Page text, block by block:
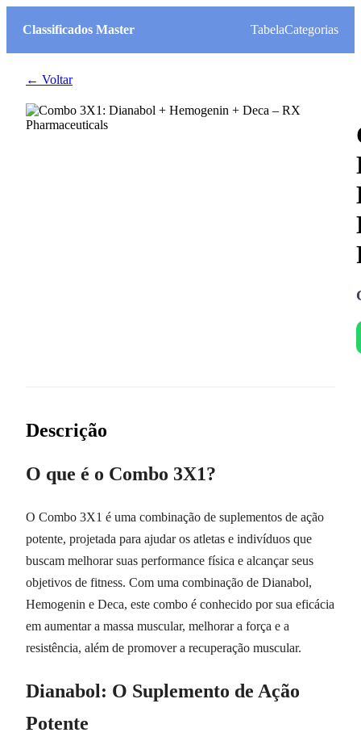
Classificados Master TabelaCategorias
← Voltar
Descrição
O que é o Combo 3X1?
O Combo 3X1 é uma combinação de suplementos de ação
potente, projetada para ajudar os atletas e indivíduos que
buscam melhorar suas performance física e alcançar seus
objetivos de fitness. Com uma combinação de Dianabol,
Hemogenin e Deca, este combo é conhecido por sua eficácia
em aumentar a massa muscular, melhorar a força e a
resistência, além de promover a recuperação muscular.
Dianabol: O Suplemento de Ação
Potente